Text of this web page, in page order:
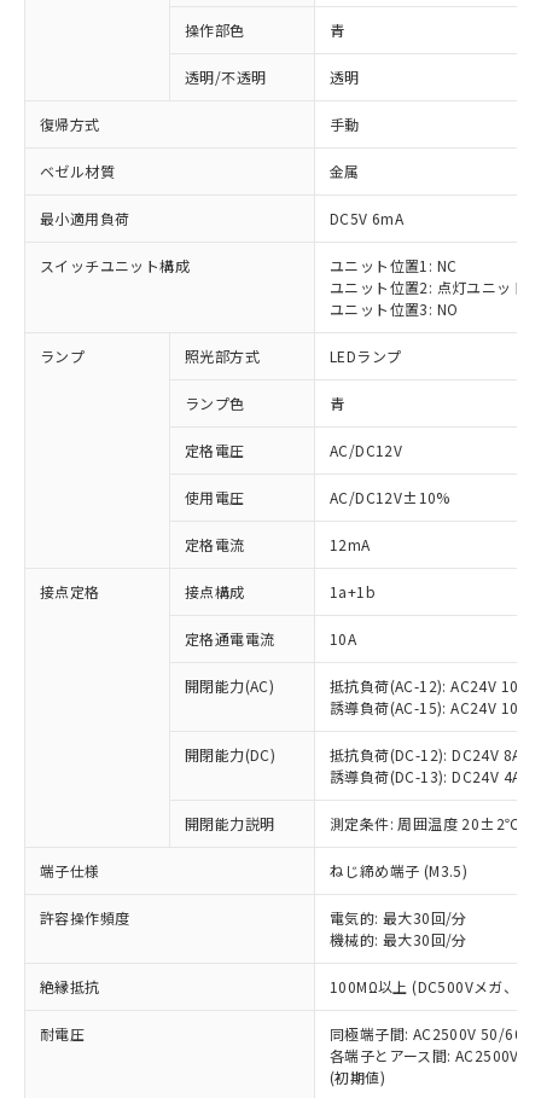
操作部色 青
透明/不透明 透明
復帰方式 手動
ベゼル材質 金属
最小適用負荷 DC5V 6mA
スイッチユニット構成
ユニット位置1: NC
ユニット位置2: 点灯ユニット
ユニット位置3: NO
ランプ 照光部方式 LEDランプ
ランプ色 青
定格電圧 AC/DC12V
使用電圧 AC/DC12V±10%
定格電流 12mA
接点定格 接点構成 1a+1b
定格通電電流 10A
開閉能力(AC)
抵抗負荷(AC-12): AC24V 10A/
誘導負荷(AC-15): AC24V
開閉能力(DC)
抵抗負荷(DC-12): DC24V 8A/
誘導負荷(DC-13): DC24V 4A/
開閉能力説明 測定条件: 周囲温度 20±2℃、
端子仕様 ねじ締め端子 (M3.5)
許容操作頻度
電気的: 最大30回/分
機械的: 最大30回/分
絶縁抵抗 100MΩ以上 (DC500Vメガ、点
耐電圧
同極端子間: AC2500V 50/
各端子とアース間: AC2500V
(初期値)
以下の条件をお読みいただき、同意のうえ
本サービスは、当社制御機器事業取扱
商品の当社在庫状況および標準価格
(税抜)を提供させていただくもので
当社制御機器事業取扱商品の中には、
本サービスの対象外となる商品もある
ことをご了承ください。
※1 対応状況
対応済み：EU RoHS指令（10物質）の
非含有に対応した製品が提供可能な商品で
対応予定：EU RoHS指令（10物質）の非含
有に対応した製品に切り替える予定のある
対応予定なし：EU RoHS指令（10物質）の
非含有に非対応の商品で、対応品を出す予
調査・確認中：EU RoHS指令（10物質）の
非含有の対応状況を調査中または確認中の
非該当品：ライセンス料など無形物で、有
害物質有無と関係のない商品です。
仕入先様の事情により、非含有部品として
いたものが、含有品と判明した場合などや
「○」：最大均質材料含有率が中国RoHSの
「×」：最大均質材料含有率が中国RoHSの
基準値を超えていることを示します。
当社は、これら貴社製品のうち、外国